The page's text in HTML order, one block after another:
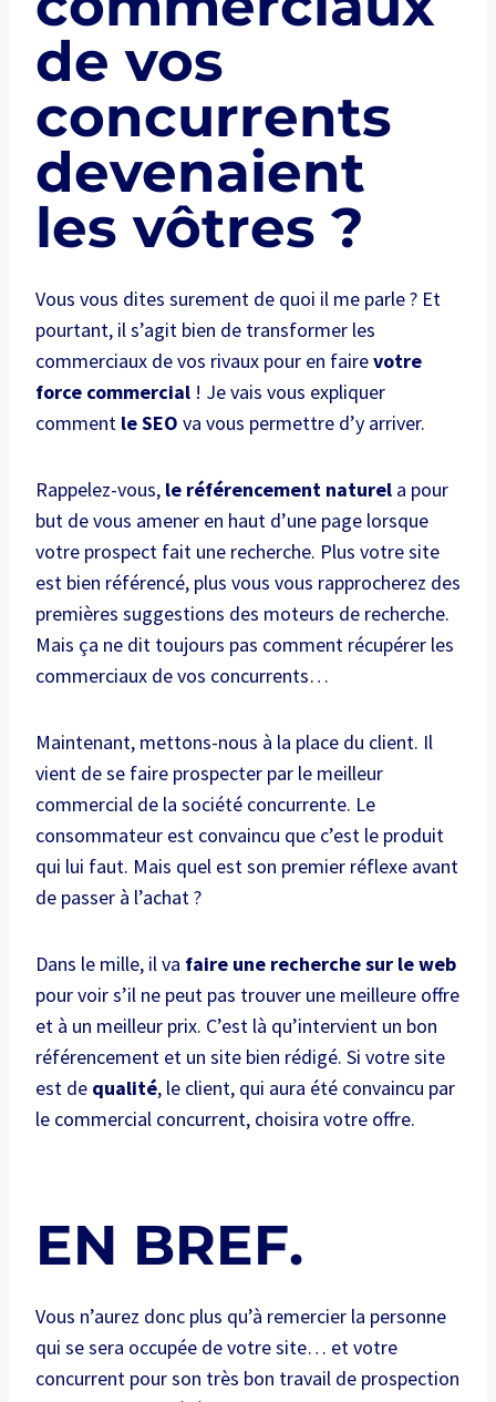
de vos
concurrents
devenaient
les vôtres ?
Vous vous dites surement de quoi il me parle ? Et
pourtant, il s’agit bien de transformer les
commerciaux de vos rivaux pour en fairevotre
force commercial ! Je vais vous expliquer
comment le SEO va vous permettre d’y arriver.
Rappelez-vous, le référencement naturel a pour
but de vous amener en haut d’une page lorsque
votre prospect fait une recherche. Plus votre site
est bien référencé, plus vous vous rapprocherez des
premières suggestions des moteurs de recherche.
Mais ça ne dit toujours pas comment récupérer les
commerciaux de vos concurrents…
Maintenant, mettons-nous à la place du client. Il
vient de se faire prospecter par le meilleur
commercial de la société concurrente. Le
consommateur est convaincu que c’est le produit
qui lui faut. Mais quel est son premier réflexe avant
de passer à l’achat ?
Dans le mille, il va faire une recherche sur le web
pour voir s’il ne peut pas trouver une meilleure offre
et à un meilleur prix. C’est là qu’intervient un bon
référencement et un site bien rédigé. Si votre site
est de qualité, le client, qui aura été convaincu par
le commercial concurrent, choisira votre offre.
EN BREF.
Vous n’aurez donc plus qu’à remercier la personne
qui se sera occupée de votre site… et votre
concurrent pour son très bon travail de prospection